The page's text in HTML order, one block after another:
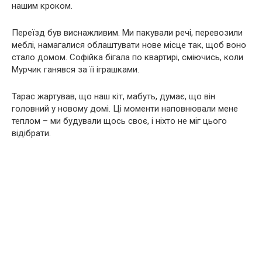
нашим кроком.
Переїзд був виснажливим. Ми пакували речі, перевозили
меблі, намагалися облаштувати нове місце так, щоб воно
стало домом. Софійка бігала по квартирі, сміючись, коли
Мурчик ганявся за її іграшками.
Тарас жартував, що наш кіт, мабуть, думає, що він
головний у новому домі. Ці моменти наповнювали мене
теплом – ми будували щось своє, і ніхто не міг цього
відібрати.